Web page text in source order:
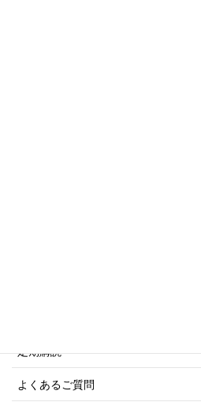
定期購読
よくあるご質問